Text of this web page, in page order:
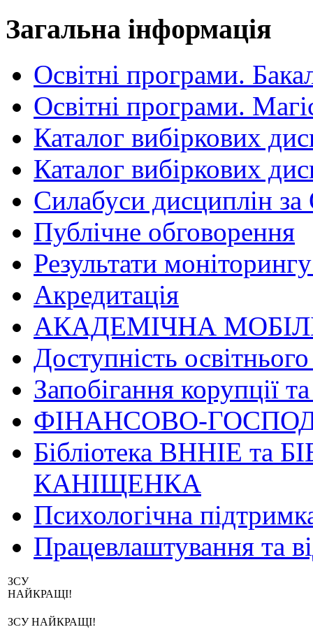
Загальна інформація
Освітні програми.
Освітні програми.
Каталог вибіркових
Каталог вибіркових
Силабуси дисциплін
Публічне обговорення
Результати
Акредитація
АКАДЕМІЧНА
Доступність
Запобігання корупції
ФІНАНСОВО-
Бібліотека ВННІЕ та
КАНІЩЕНКА
Психологічна
Працевлаштування та
ЗСУ
НАЙКРАЩІ!
ЗСУ НАЙКРАЩІ!